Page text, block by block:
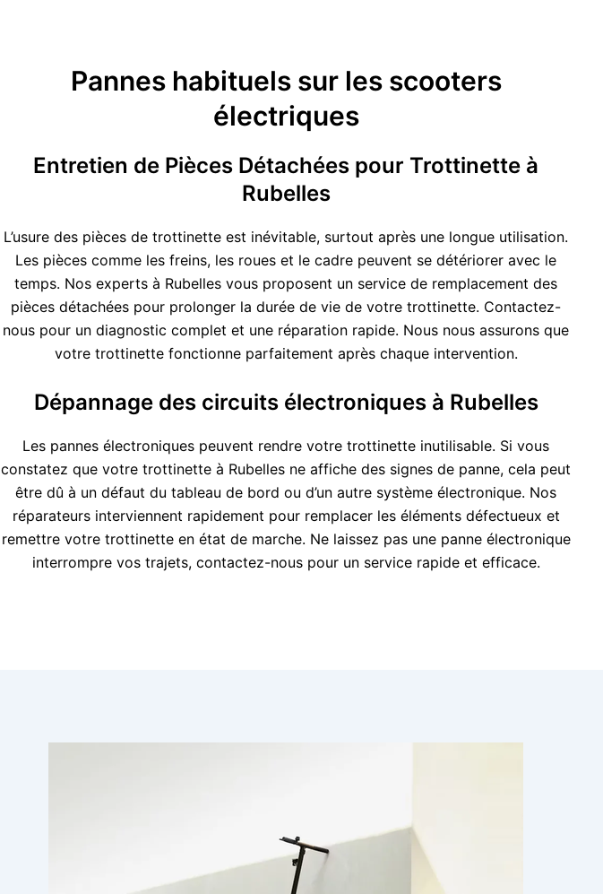
Pannes habituels sur les scooters
électriques
Entretien de Pièces Détachées pour Trottinette à
Rubelles
L’usure des pièces de trottinette est inévitable, surtout après une longue utilisation.
Les pièces comme les freins, les roues et le cadre peuvent se détériorer avec le
temps. Nos experts à Rubelles vous proposent un service de remplacement des
pièces détachées pour prolonger la durée de vie de votre trottinette. Contactez-
nous pour un diagnostic complet et une réparation rapide. Nous nous assurons que
votre trottinette fonctionne parfaitement après chaque intervention.
Dépannage des circuits électroniques à Rubelles
Les pannes électroniques peuvent rendre votre trottinette inutilisable. Si vous
constatez que votre trottinette à Rubelles ne affiche des signes de panne, cela peut
être dû à un défaut du tableau de bord ou d’un autre système électronique. Nos
réparateurs interviennent rapidement pour remplacer les éléments défectueux et
remettre votre trottinette en état de marche. Ne laissez pas une panne électronique
interrompre vos trajets, contactez-nous pour un service rapide et efficace.